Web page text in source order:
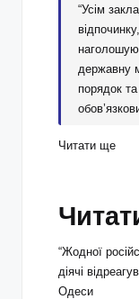
“Усім
державну
порядок
Читати ще
“Жодної
діячі
Одеси